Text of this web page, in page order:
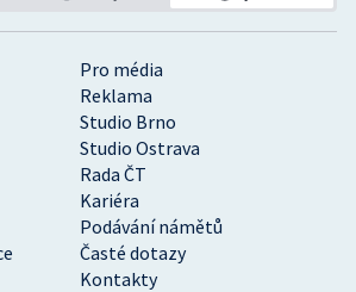
Pro média
Reklama
Studio Brno
Studio Ostrava
Rada ČT
Kariéra
Podávání námětů
Časté dotazy
Kontakty